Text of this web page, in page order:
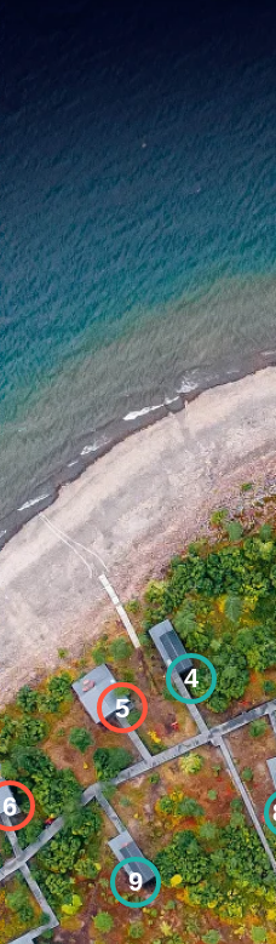
2Д
3Д
4
8Д
9